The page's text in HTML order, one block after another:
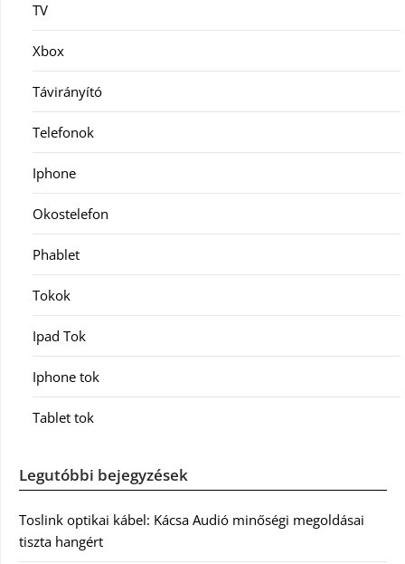
TV
Xbox
Távirányító
Telefonok
Iphone
Okostelefon
Phablet
Tokok
Ipad Tok
Iphone tok
Tablet tok
Legutóbbi bejegyzések
Toslink optikai kábel: Kácsa Audió minőségi megoldásai
tiszta hangért